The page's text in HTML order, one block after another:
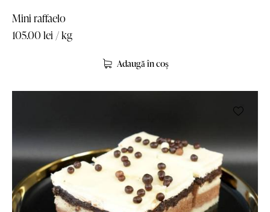
Mini raffaelo
105.00 lei / kg
Adaugă în coș